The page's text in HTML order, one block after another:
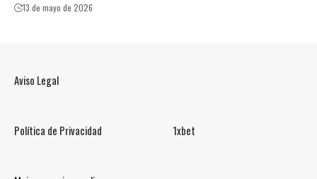
13 de mayo de 2026
Aviso Legal
Política de Privacidad 1xbet